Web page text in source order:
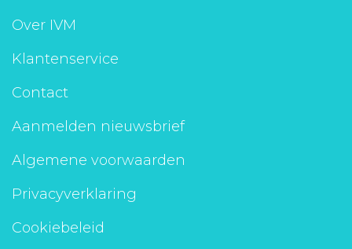
Over IVM
Klantenservice
Contact
Aanmelden nieuwsbrief
Algemene voorwaarden
Privacyverklaring
Cookiebeleid